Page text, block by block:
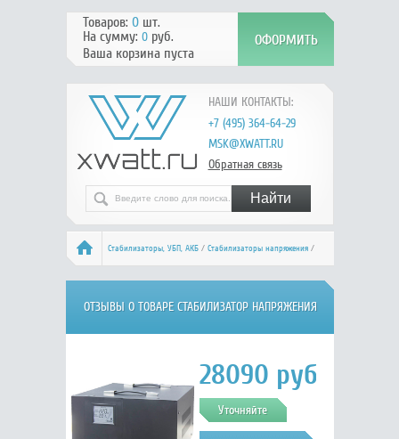
НАШИ КОНТАКТЫ:
+7 (495) 364-64-29
MSK@XWATT.RU
Обратная связь
Товаров: 0шт.
На сумму: 0руб.
Ваша корзина пуста
Стабилизаторы, УБП, АКБ/ Стабилизаторы напряжения/
Электромеханические 220В/РЕСАНТА АСН-12000/1-ЭМ/ Отзывы
ОТЗЫВЫ О ТОВАРЕ СТАБИЛИЗАТОР НАПРЯЖЕНИЯ
28090 руб.
Уточняйте